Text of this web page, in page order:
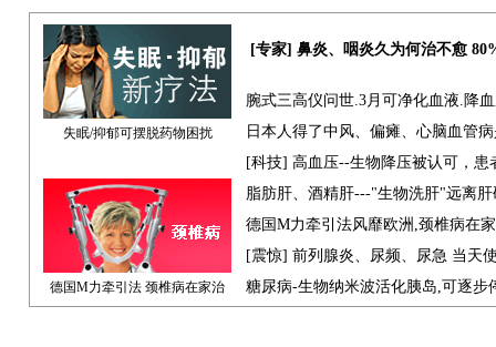
失眠/抑郁可摆脱药物困扰
[专家] 鼻炎、咽炎久为何治不愈
腕式三高仪问世.3月可净化血液.降
日本人得了中风、偏瘫、心脑血管
[科技] 高血压--生物降压被认可，患
德国M力牵引法 颈椎病在家治
脂肪肝、酒精肝---"生物洗肝"远离肝
德国M力牵引法风靡欧洲,颈椎病在
[震惊] 前列腺炎、尿频、尿急 当天
糖尿病-生物纳米波活化胰岛,可逐步